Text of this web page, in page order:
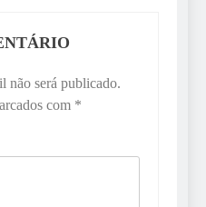
não será publicado.
com *